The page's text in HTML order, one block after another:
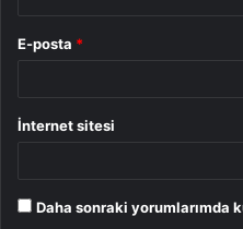
E-posta *
İnternet sitesi
Daha sonraki yorumlarımda